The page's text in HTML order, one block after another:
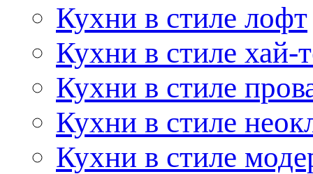
Кухни в стиле лофт
Кухни в стиле хай-
Кухни в стиле
Кухни в стиле
Кухни в стиле